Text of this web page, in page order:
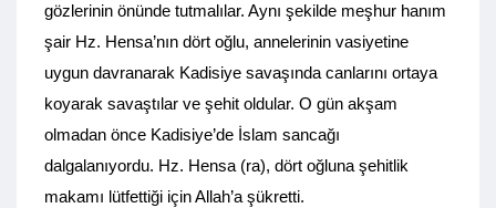
gözlerinin önünde tutmalılar. Aynı şekilde meşhur hanım
şair Hz. Hensa’nın dört oğlu, annelerinin vasiyetine
uygun davranarak Kadisiye savaşında canlarını ortaya
koyarak savaştılar ve şehit oldular. O gün akşam
olmadan önce Kadisiye’de İslam sancağı
dalgalanıyordu. Hz. Hensa (ra), dört oğluna şehitlik
makamı lütfettiği için Allah’a şükretti.